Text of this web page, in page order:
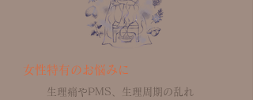
女性特有のお悩みに
​生理痛やPMS、生理周期の乱れ